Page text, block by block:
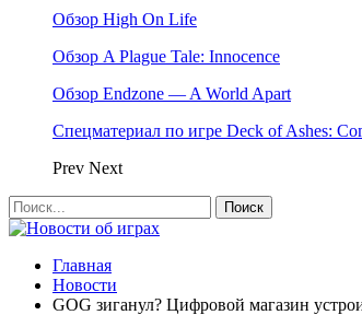
Обзор High On Life
Обзор A Plague Tale: Innocence
Обзор Endzone — A World Apart
Спецматериал по игре Deck of Ashes:
Prev Next
Главная
Новости
GOG зиганул? Цифровой магазин